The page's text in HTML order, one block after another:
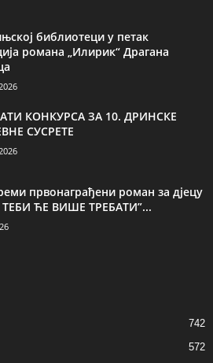
библиотеци у петак
романа „Илирик“ Драгана
КОНКУРСА ЗА 10. ДРИНСКЕ
СУСРЕТЕ
првонаграђени роман за дјецу
ЋЕ ВИШЕ ТРЕБАТИ”...
742
572